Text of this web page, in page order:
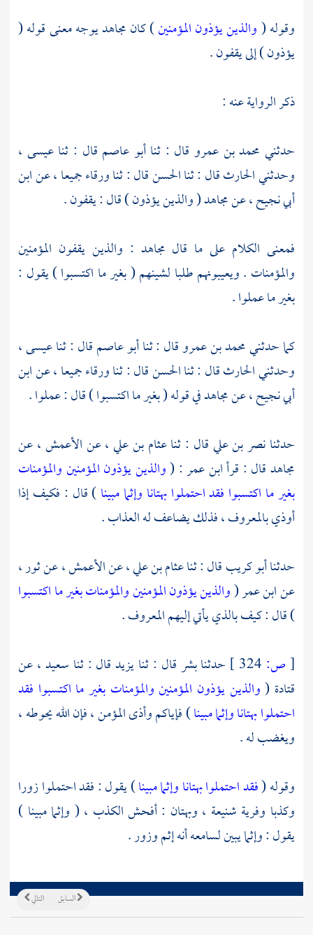
وقوله (والذين يؤذون المؤمنين) كانمجاهديوجه معنى قوله (
يؤذون ) إلى يقفون .
ذكر الرواية عنه :
حدثني محمد بن عمرو قال : ثناأبو عاصم قال : ثناعيسى ،
وحدثنيالحارثقال : ثناالحسنقال : ثناورقاءجميعا ، عنابن
أبي نجيح ،عنمجاهد( والذين يؤذون ) قال : يقفون .
فمعنى الكلام على ما قال مجاهد : والذين يقفون المؤمنين
والمؤمنات . ويعيبونهم طلبا لشينهم ( بغير ما اكتسبوا ) يقول :
بغير ما عملوا .
كما حدثنيمحمد بن عمروقال : ثناأبو عاصمقال : ثناعيسى ،
وحدثنيالحارثقال : ثناالحسنقال : ثناورقاءجميعا ، عنابن
أبي نجيح ،عنمجاهدفي قوله ( بغير ما اكتسبوا ) قال : عملوا .
حدثنانصر بن عليقال : ثناعثام بن علي ،عنالأعمش ،عن
مجاهدقال : قرأابن عمر: (والذين يؤذون المؤمنين والمؤمنات
بغير ما اكتسبوا فقد احتملوا بهتانا وإثما مبينا) قال : فكيف إذا
أوذي بالمعروف ، فذلك يضاعف له العذاب .
حدثناأبو كريبقال : ثناعثام بن علي ،عنالأعمش ،عنثور ،
عنابن عمر(والذين يؤذون المؤمنين والمؤمنات بغير ما اكتسبوا
) قال : كيف بالذي يأتي إليهم المعروف .
[ص: حدثنابشرقال : ثنايزيدقال : ثنا سعيد ،عن
قتادة (والذين يؤذون المؤمنين والمؤمنات بغير ما اكتسبوا فقد
احتملوا بهتانا وإثما مبينا) فإياكم وأذى المؤمن ، فإن الله يحوطه ،
ويغضب له .
وقوله (فقد احتملوا بهتانا وإثما مبينا) يقول : فقد احتملوا زورا
وكذبا وفرية شنيعة ، وبهتان : أفحش الكذب ، ( وإثما مبينا )
يقول : وإثما يبين لسامعه أنه إثم وزور .
التالي السابق